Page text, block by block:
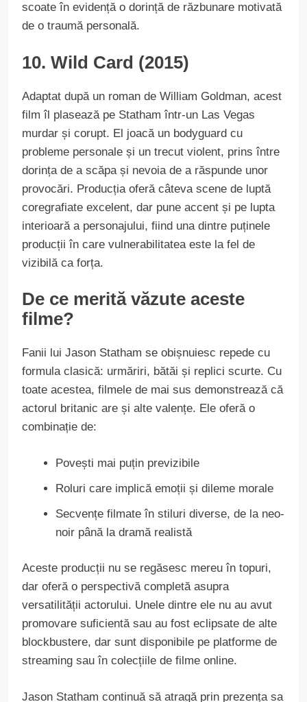
scoate în evidență o dorință de răzbunare motivată
de o traumă personală.
10. Wild Card (2015)
Adaptat după un roman de William Goldman, acest
film îl plasează pe Statham într-un Las Vegas
murdar și corupt. El joacă un bodyguard cu
probleme personale și un trecut violent, prins între
dorința de a scăpa și nevoia de a răspunde unor
provocări. Producția oferă câteva scene de luptă
coregrafiate excelent, dar pune accent și pe lupta
interioară a personajului, fiind una dintre puținele
producții în care vulnerabilitatea este la fel de
vizibilă ca forța.
De ce merită văzute aceste
filme?
Fanii lui Jason Statham se obișnuiesc repede cu
formula clasică: urmăriri, bătăi și replici scurte. Cu
toate acestea, filmele de mai sus demonstrează că
actorul britanic are și alte valențe. Ele oferă o
combinație de:
Povești mai puțin previzibile
Roluri care implică emoții și dileme morale
Secvențe filmate în stiluri diverse, de la neo-
noir până la dramă realistă
Aceste producții nu se regăsesc mereu în topuri,
dar oferă o perspectivă completă asupra
versatilității actorului. Unele dintre ele nu au avut
promovare suficientă sau au fost eclipsate de alte
blockbustere, dar sunt disponibile pe platforme de
streaming sau în colecțiile de filme online.
Jason Statham continuă să atragă prin prezența sa